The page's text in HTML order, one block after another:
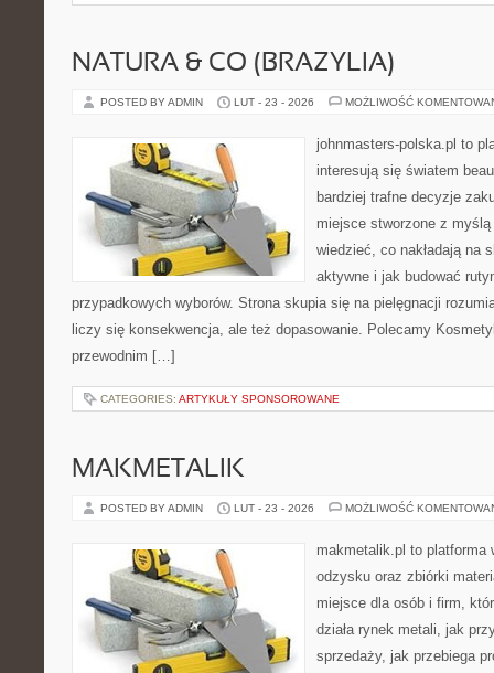
NATURA & CO (BRAZYLIA)
POSTED BY ADMIN LUT - 23 - 2026 MOŻLIWOŚĆ
johnmasters-polska.pl to
interesują się światem
bardziej trafne decyzje
miejsce stworzone z
wiedzieć, co nakładają na
aktywne i jak budować
przypadkowych wyborów. Strona skupia się na pielęgnacji
liczy się konsekwencja, ale też dopasowanie. Polecamy
przewodnim […]
CATEGORIES: ARTYKUŁY SPONSOROWANE
MAKMETALIK
POSTED BY ADMIN LUT - 23 - 2026 MOŻLIWOŚĆ
makmetalik.pl to platforma
odzysku oraz zbiórki
miejsce dla osób i firm,
działa rynek metali, jak
sprzedaży, jak przebiega